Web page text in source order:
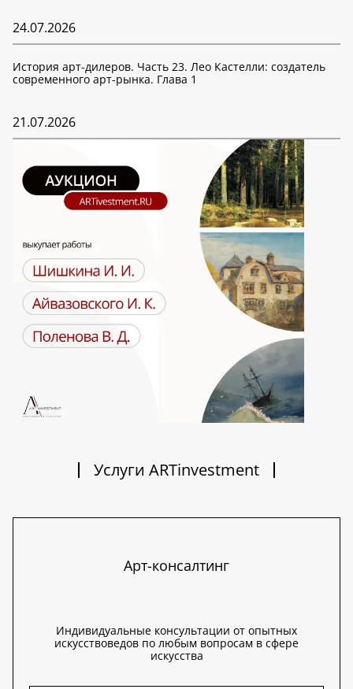
24.07.2026
История арт-дилеров. Часть 23. Лео Кастелли: создатель
современного арт-рынка. Глава 1
21.07.2026
Услуги ARTinvestment
Арт-консалтинг
Индивидуальные консультации от опытных
искусствоведов по любым вопросам в сфере
искусства